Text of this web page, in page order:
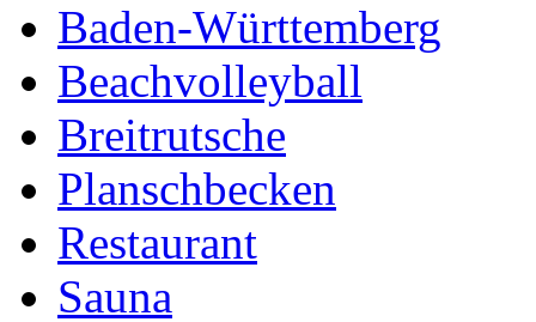
Baden-Württemberg
Beachvolleyball
Breitrutsche
Planschbecken
Restaurant
Sauna